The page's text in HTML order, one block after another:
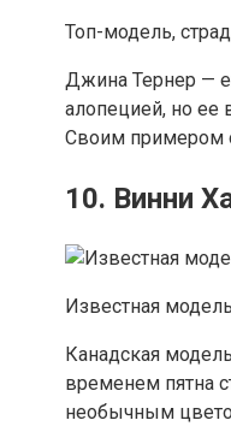
Топ-модель,
Джина Тернер —
алопецией, но ее
Своим примером
10. Винни
Известная
Канадская
временем пятна
необычным